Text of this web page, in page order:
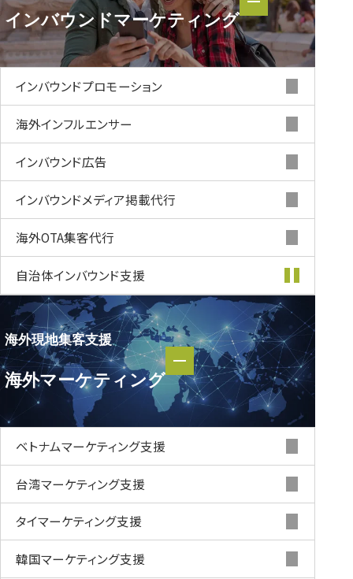
訪日外国人集客支援
インバウンド
マーケティング
インバウンドマーケティング
インバウンドプロモーション
海外インフルエンサー
インバウンド広告
インバウンドメディア掲載代行
海外OTA集客代行
自治体インバウンド支援
海外現地集客支援
海外マーケティング
海外現地集客支援
海外マーケティング
ベトナムマーケティング支援
台湾マーケティング支援
タイマーケティング支援
韓国マーケティング支援